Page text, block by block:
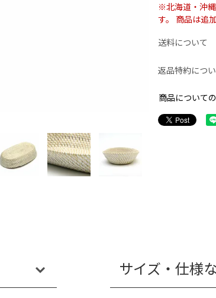
※北海道・沖
す。 商品は追
送料について
返品特約につ
商品について
サイズ・仕様